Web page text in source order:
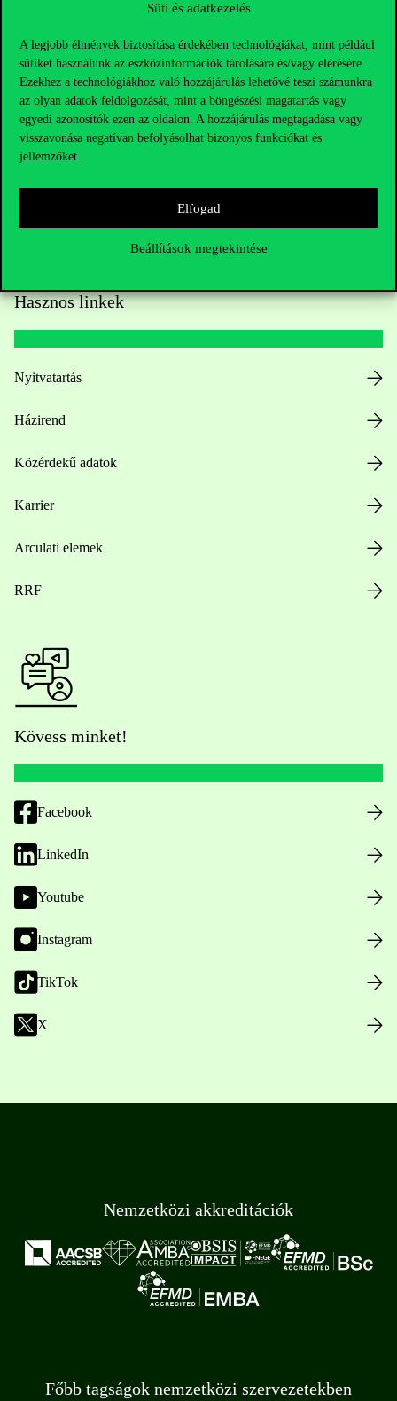
Süti és adatkezelés
A legjobb élmények biztosítása érdekében technológiákat, mint például
sütiket használunk az eszközinformációk tárolására és/vagy elérésére.
Ezekhez a technológiákhoz való hozzájárulás lehetővé teszi számunkra
az olyan adatok feldolgozását, mint a böngészési magatartás vagy
egyedi azonosítók ezen az oldalon. A hozzájárulás megtagadása vagy
visszavonása negatívan befolyásolhat bizonyos funkciókat és
jellemzőket.
Elfogad
Beállítások megtekintése
Oktatói elérhetőségek
HUB jelenlegi hallgatóinknak
Sajtó:press@uni-corvinus.hu
Hasznos linkek
Nyitvatartás
Házirend
Közérdekű adatok
Karrier
Arculati elemek
RRF
Kövess minket!
Facebook
LinkedIn
Youtube
Instagram
TikTok
X
Nemzetközi akkreditációk
Főbb tagságok nemzetközi szervezetekben